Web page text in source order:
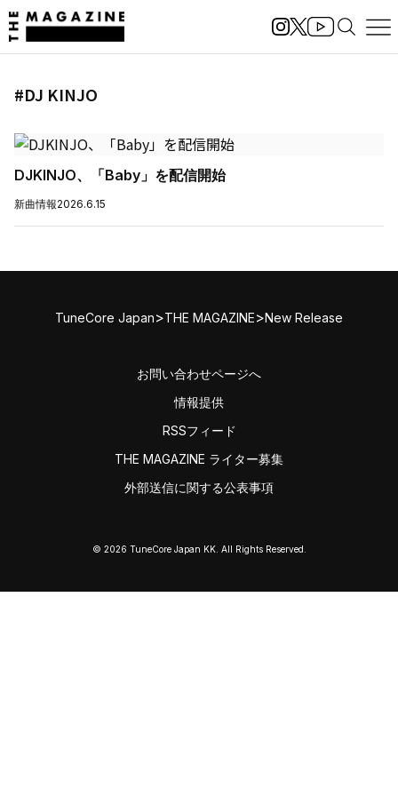
#DJ KINJO
DJKINJO、「Baby」を配信開始
新曲情報2026.6.15
TuneCore Japan>THE MAGAZINE>New Release
お問い合わせページへ
情報提供
RSSフィード
THE MAGAZINE ライター募集
外部送信に関する公表事項
© 2026 TuneCore Japan KK. All Rights Reserved.